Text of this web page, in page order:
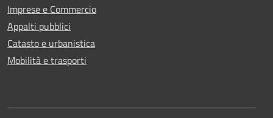
Imprese e Commercio
Appalti pubblici
Catasto e urbanistica
Mobilità e trasporti